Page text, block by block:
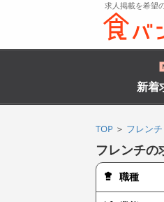
求人掲載を希望
新着
TOP ＞ フレンチ
フレンチの
職種